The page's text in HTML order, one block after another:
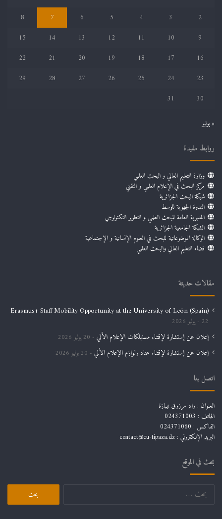
2
3
4
5
6
7
8
9
10
11
12
13
14
15
16
17
18
19
20
21
22
23
24
25
26
27
28
29
30
31
« يوليو
روابط مفيدة
وزارة التعليم العالي و البحث العلمي
مركز البحث في الإعلام العلمي و التقني
شبكة البحث الجزائرية
الندوة الجهوية للوسط
المديرية العامة للبحث العلمي و التطوير التكنولوجي
الشبكة الجامعية الجزائرية
الوكالة الموضوعاتية للبحث في العلوم الإنسانية و الإجتماعية
فضاء التعليم العالي والبحث العلمي
مقالات حديثة
Erasmus+ Staff Mobility Opportunity at the University of León (Spain)
22 يوليو 2026
إعلان عن إستشارة لإقتناء مستهلكات الإعلام الألي 20 يوليو 2026
إعلان عن إستشارة لإقتناء عتاد ولوازم الإعلام الألي 20 يوليو 2026
اتصل بنا
العنوان : واد مرزوق تيبازة
الهاتف : 024371003
الفاكس : 024371060
البريد الإلكتروني : contact@cu-tipaza.dz
بحث في الموقع